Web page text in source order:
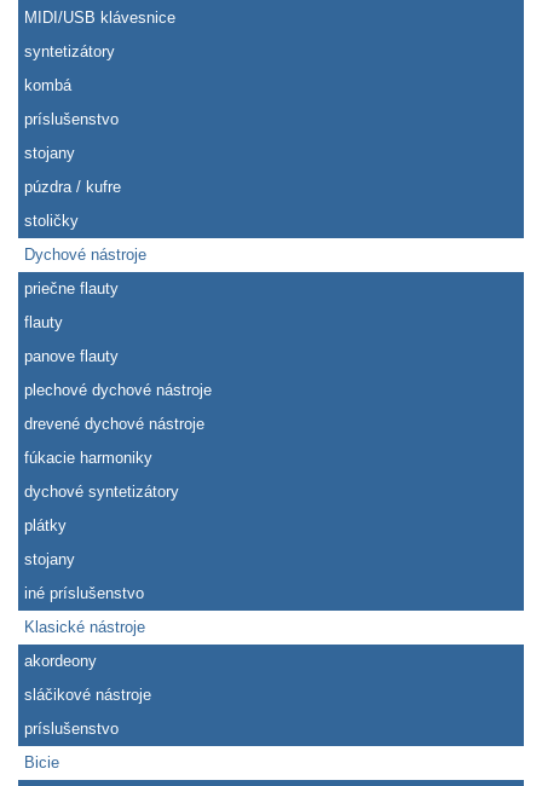
MIDI/USB klávesnice
syntetizátory
kombá
príslušenstvo
stojany
púzdra / kufre
stoličky
Dychové nástroje
priečne flauty
flauty
panove flauty
plechové dychové nástroje
drevené dychové nástroje
fúkacie harmoniky
dychové syntetizátory
plátky
stojany
iné príslušenstvo
Klasické nástroje
akordeony
sláčikové nástroje
príslušenstvo
Bicie